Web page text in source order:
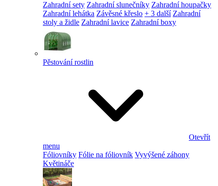
Zahradní sety Zahradní slunečníky Zahradní houpačky
Zahradní lehátka Závěsné křeslo + 3 další Zahradní
stoly a židle Zahradní lavice Zahradní boxy
Pěstování rostlin
Otevřít
menu
Fóliovníky Fólie na fóliovník Vyvýšené záhony
Květináče